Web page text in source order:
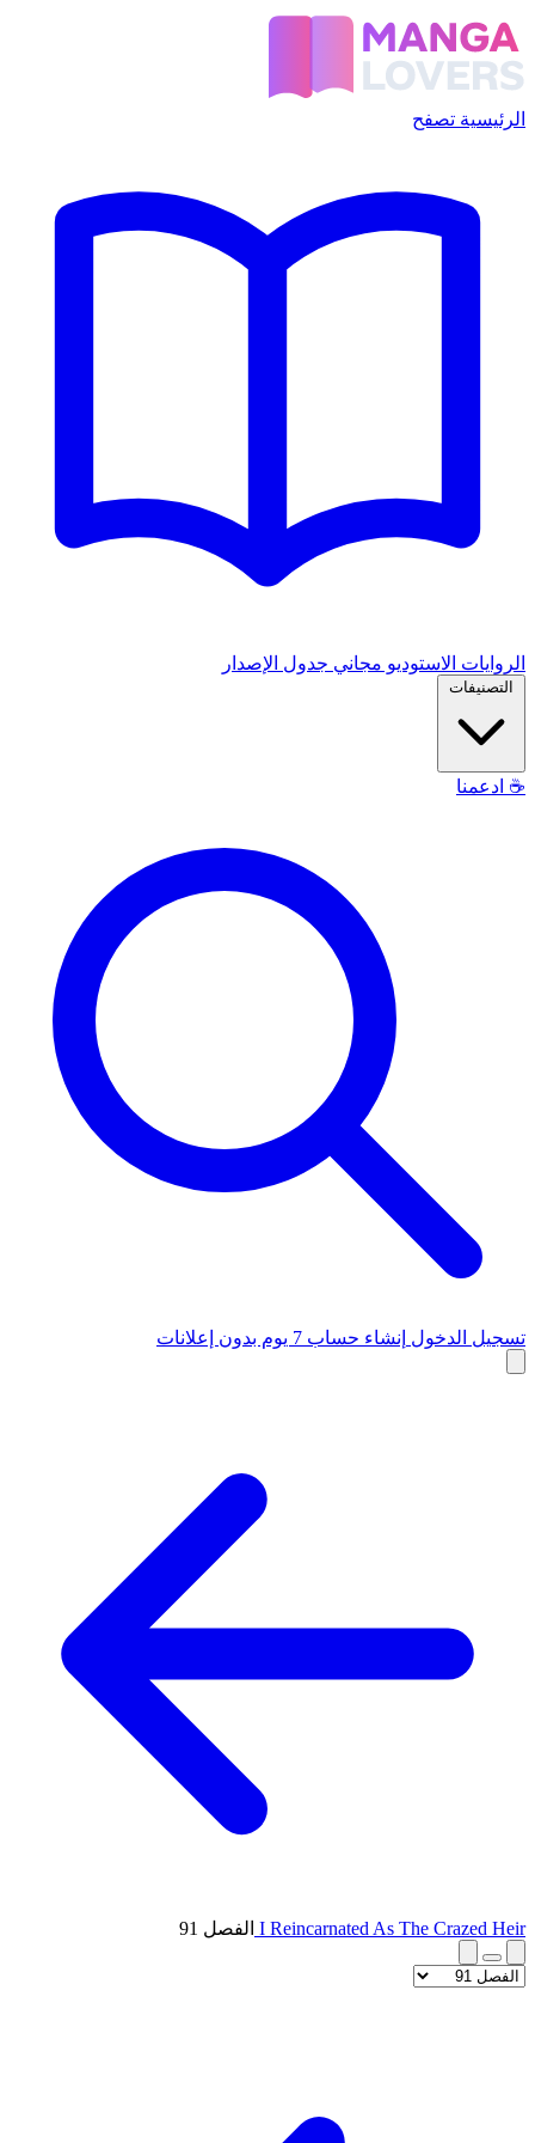
الرئيسية تصفح
الروايات الاستوديو مجاني جدول الإصدار
التصنيفات
☕ ادعمنا
تسجيل الدخول إنشاء حساب 7 يوم بدون إعلانات
I Reincarnated As The Crazed Heir الفصل 91